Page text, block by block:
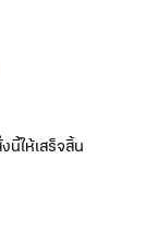
ให้เสร็จสิ้น